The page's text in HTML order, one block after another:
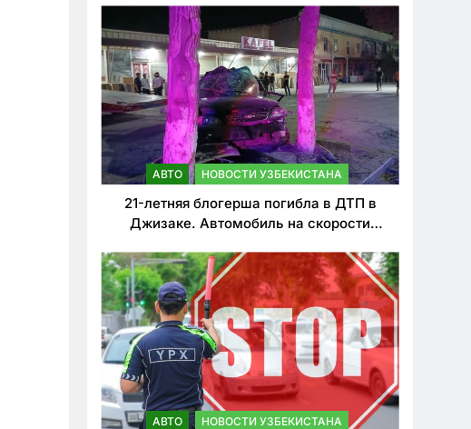
нарушителей ПДД
АВТО НОВОСТИ УЗБЕКИСТАНА
21-летняя блогерша погибла в ДТП в
Джизаке. Автомобиль на скорости
АВТО НОВОСТИ УЗБЕКИСТАНА